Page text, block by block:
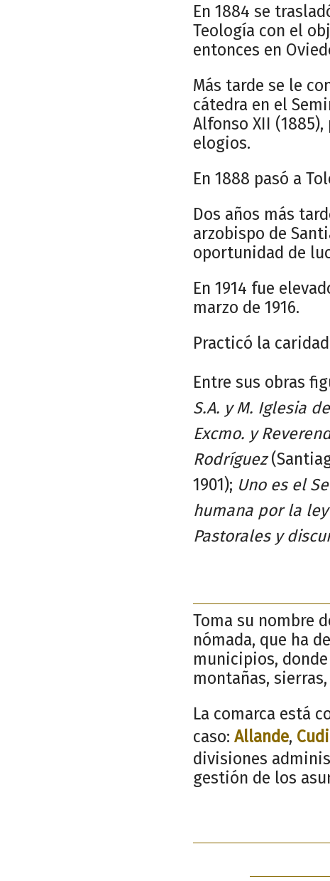
En 1884 se
Teología con el
entonces en
Más tarde se le
cátedra en el
Alfonso XII
elogios.
En 1888 pasó a
Dos años más
arzobispo de
oportunidad de
En 1914 fue
marzo de 1916.
Practicó la
Entre sus obras
S.A. y M. Iglesia
Excmo. y
Rodríguez
1901); Uno es el
humana por la
Pastorales y
Toma su nombre
nómada, que ha
municipios,
montañas,
La comarca está
caso: Allande,
divisiones
gestión de los